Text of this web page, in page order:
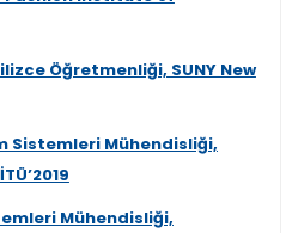
Öğretmenliği, SUNY New
Sistemleri Mühendisliği,
Mühendisliği,